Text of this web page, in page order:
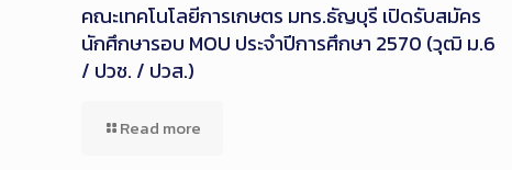
คณะเทคโนโลยีการเกษตร มทร.ธัญบุรี เปิดรับสมัคร
นักศึกษารอบ MOU ประจำปีการศึกษา 2570 (วุฒิ ม.6
/ ปวช. / ปวส.)
Read more